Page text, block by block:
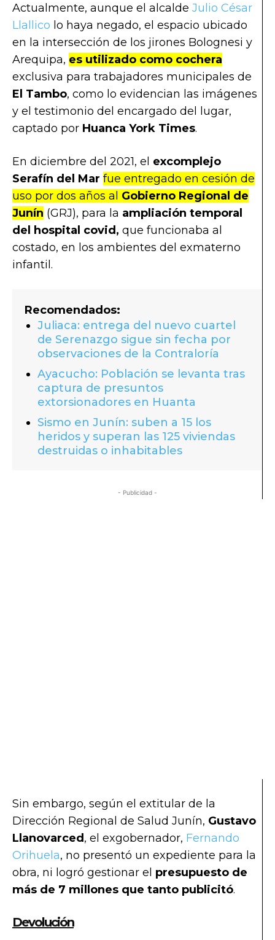
Actualmente, aunque el alcalde Julio César
Llallico lo haya negado, el espacio ubicado
en la intersección de los jirones Bolognesi y
Arequipa, es utilizado como cochera
exclusiva para trabajadores municipales de
El Tambo, como lo evidencian las imágenes
y el testimonio del encargado del lugar,
captado por Huanca York Times.
En diciembre del 2021, el excomplejo
Serafín del Mar fue entregado en cesión de
uso por dos años al Gobierno Regional de
Junín (GRJ), para la ampliación temporal
del hospital covid, que funcionaba al
costado, en los ambientes del exmaterno
infantil.
Recomendados:
Juliaca: entrega del nuevo cuartel
de Serenazgo sigue sin fecha por
observaciones de la Contraloría
Ayacucho: Población se levanta tras
captura de presuntos
extorsionadores en Huanta
Sismo en Junín: suben a 15 los
heridos y superan las 125 viviendas
destruidas o inhabitables
- Publicidad -
Sin embargo, según el extitular de la
Dirección Regional de Salud Junín, Gustavo
Llanovarced , el exgobernador, Fernando
Orihuela, no presentó un expediente para la
obra, ni logró gestionar el presupuesto de
más de 7 millones que tanto publicitó.
Devolución